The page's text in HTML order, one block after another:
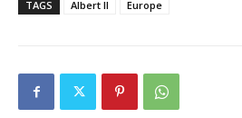
TAGS Albert II Europe